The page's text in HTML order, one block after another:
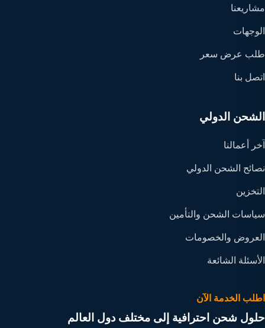
مشاريعنا
الوجهات
طلب عرض سعر
اتصل بنا
الشحن الدولي
آخر أعمالنا
نصائح الشحن الدولي
التخزين
سياسات الشحن والتأمين
العروض والخصومات
الأسئلة الشائعة
اطلب الخدمة الآن
حلول شحن احترافية إلى مختلف دول العالم